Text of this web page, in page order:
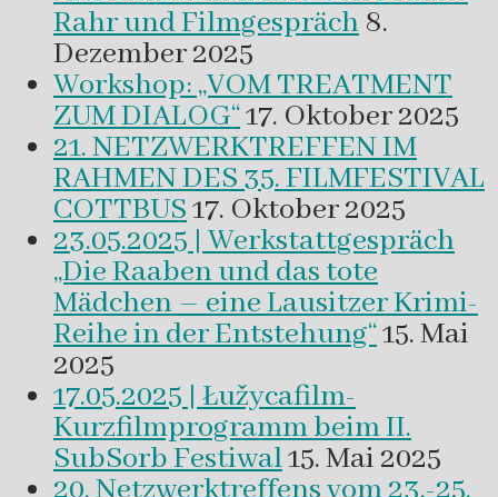
Rahr und Filmgespräch 8.
Dezember 2025
Workshop: „VOM TREATMENT
ZUM DIALOG“17. Oktober 2025
21. NETZWERKTREFFEN IM
RAHMEN DES 35. FILMFESTIVAL
COTTBUS17. Oktober 2025
23.05.2025 | Werkstattgespräch
„Die Raaben und das tote
Mädchen – eine Lausitzer Krimi-
Reihe in der Entstehung“15. Mai
2025
17.05.2025 | Łužycafilm-
Kurzfilmprogramm beim II.
SubSorb Festiwal15. Mai 2025